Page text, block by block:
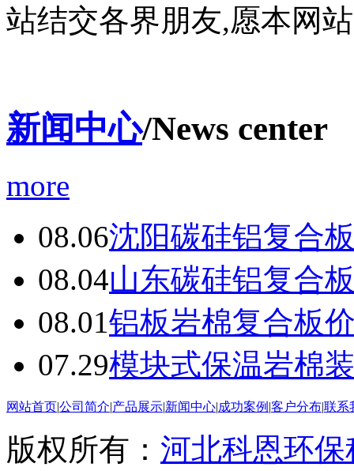
站结交各界朋友,愿本网
新闻中心/News center
more
08.06沈阳碳硅铝复合
08.04山东碳硅铝复合
08.01铝板岩棉复合板
07.29模块式保温岩棉
网站首页|公司简介|产品展示|新闻中心|成功案例 |客户分布|联系
版权所有： 河北科恩环